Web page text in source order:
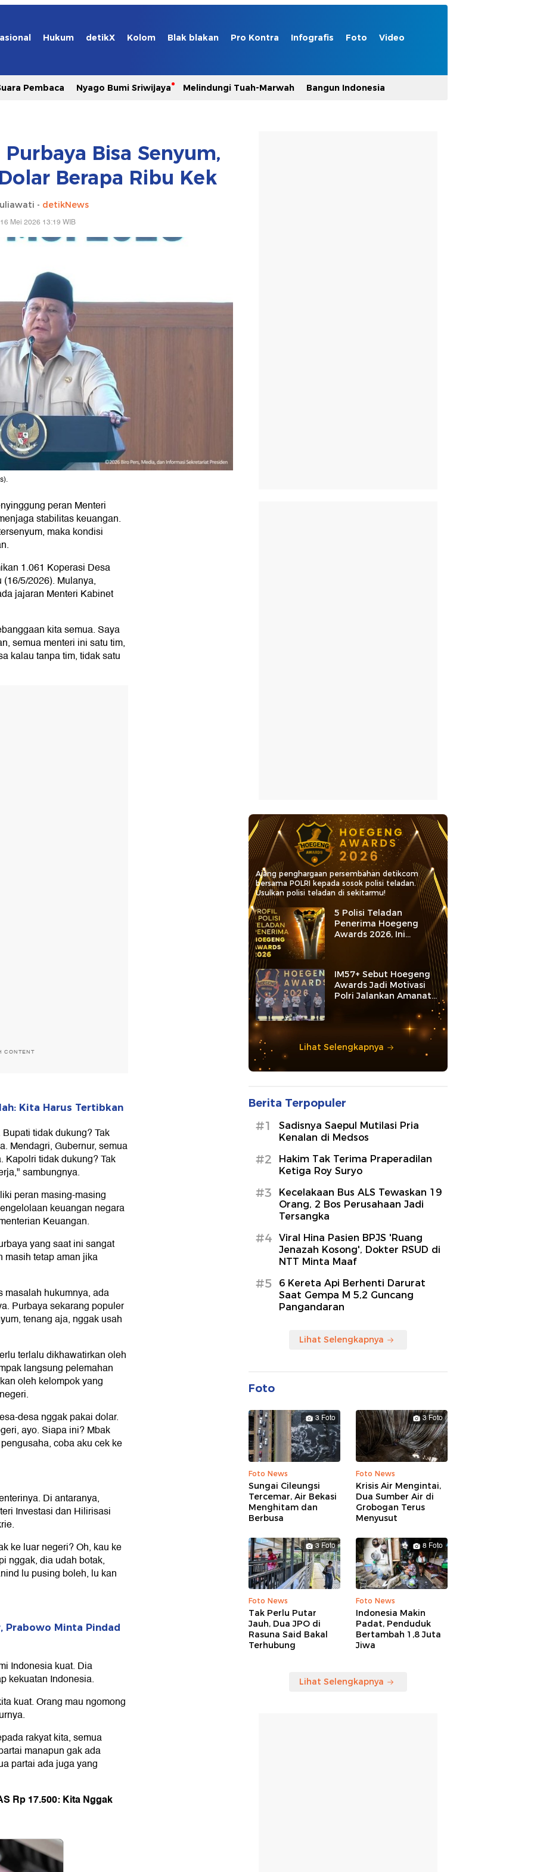
Hukum detikX Kolom Blak blakan Pro Kontra Infografis Foto Video
Pembaca Nyago Bumi Sriwijaya Melindungi Tuah-Marwah Bangun Indonesia
Bisa Senyum,
Berapa Ribu Kek
- detikNews
Mei 2026 13:19 WIB
peran Menteri
stabilitas keuangan.
maka kondisi
1.061 Koperasi Desa
5/2026). Mulanya,
jajaran Menteri Kabinet
kita semua. Saya
semua menteri ini satu tim,
kalau tanpa tim, tidak satu
CONTENT
Kita Harus Tertibkan
tidak dukung? Tak
Mendagri, Gubernur, semua
Kapolri tidak dukung? Tak
sambungnya.
peran masing-masing
keuangan negara
Keuangan.
yang saat ini sangat
masih tetap aman jika
masalah hukumnya, ada
Purbaya sekarang populer
tenang aja, nggak usah
terlalu dikhawatirkan oleh
langsung pelemahan
oleh kelompok yang
desa nggak pakai dolar.
ayo. Siapa ini? Mbak
coba aku cek ke
Di antaranya,
Investasi dan Hilirisasi
ke luar negeri? Oh, kau ke
nggak, dia udah botak,
lu pusing boleh, lu kan
Prabowo Minta Pindad
Indonesia kuat. Dia
kekuatan Indonesia.
kuat. Orang mau ngomong
rakyat kita, semua
manapun gak ada
partai ada juga yang
Rp 17.500: Kita Nggak
Ajang penghargaan persembahan detikcom
bersama POLRI kepada sosok polisi teladan.
Usulkan polisi teladan di sekitarmu!
5 Polisi Teladan
Penerima Hoegeng
Awards 2026, Ini
Kategori dan Kiprahnya
IM57+ Sebut Hoegeng
Awards Jadi Motivasi
Polri Jalankan Amanat
Lihat Selengkapnya
Berita Terpopuler
#1
Sadisnya Saepul Mutilasi Pria
Kenalan di Medsos
#2
Hakim Tak Terima Praperadilan
Ketiga Roy Suryo
#3
Kecelakaan Bus ALS Tewaskan 19
Orang, 2 Bos Perusahaan Jadi
Tersangka
#4
Viral Hina Pasien BPJS 'Ruang
Jenazah Kosong', Dokter RSUD di
NTT Minta Maaf
#5
6 Kereta Api Berhenti Darurat
Saat Gempa M 5,2 Guncang
Pangandaran
Lihat Selengkapnya
Foto
3 Foto
Foto News
Sungai Cileungsi
Tercemar, Air Bekasi
Menghitam dan
Berbusa
3 Foto
Foto News
Krisis Air Mengintai,
Dua Sumber Air di
Grobogan Terus
Menyusut
3 Foto
Foto News
Tak Perlu Putar
Jauh, Dua JPO di
Rasuna Said Bakal
Terhubung
8 Foto
Foto News
Indonesia Makin
Padat, Penduduk
Bertambah 1,8 Juta
Jiwa
Lihat Selengkapnya